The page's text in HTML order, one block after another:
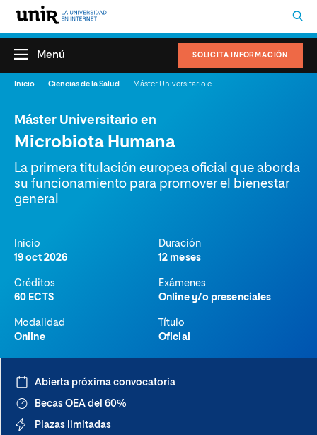
SOLICITA INFORMACIÓN
Menú
Inicio Ciencias de la Salud
Máster Universitario en
Microbiota Humana
La primera titulación europea oficial que aborda
su funcionamiento para promover el bienestar
general
Inicio
19 oct 2026
Duración
12 meses
Créditos
60 ECTS
Exámenes
Online y/o presenciales
Modalidad
Online
Título
Oficial
Abierta próxima convocatoria
Becas OEA del 60%
Plazas limitadas